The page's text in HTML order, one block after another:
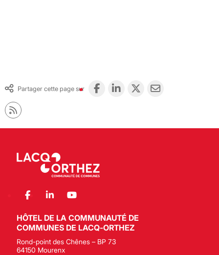
Partager cette page sur
HÔTEL DE LA COMMUNAUTÉ DE
COMMUNES DE LACQ-ORTHEZ
Rond-point des Chênes – BP 73
64150 Mourenx